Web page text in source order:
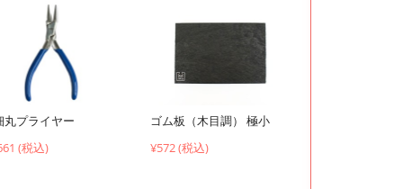
丸プライヤー
(税込)
ゴム板（木目調） 極小
¥572 (税込)